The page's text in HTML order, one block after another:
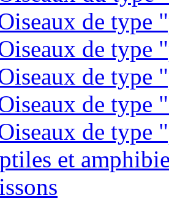
de type
de type
de type
de type
de type
et